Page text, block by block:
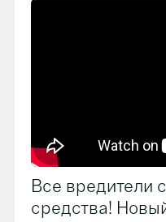
Все вредители
средства!